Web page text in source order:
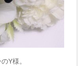
Y様。